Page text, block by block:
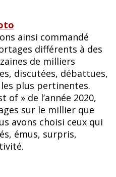
ainsi commandé
différents à des
de milliers
discutées, débattues,
plus pertinentes.
» de l’année 2020,
sur le millier que
avons choisi ceux qui
émus, surpris,